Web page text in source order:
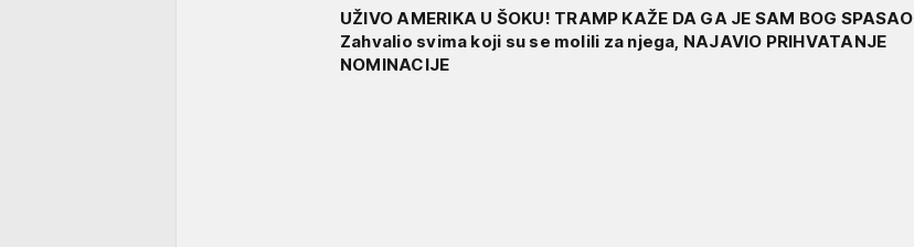
UŽIVO AMERIKA U ŠOKU! TRAMP KAŽE DA GA JE SAM BOG SPASAO
Zahvalio svima koji su se molili za njega, NAJAVIO PRIHVATANJE
NOMINACIJE